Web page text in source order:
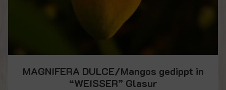
MAGNIFERA DULCE/Mangos gedippt in
“WEISSER” Glasur